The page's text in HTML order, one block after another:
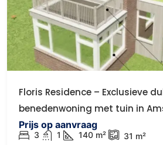
Floris Residence – Exclusieve
benedenwoning met tuin in
Prijs op aanvraag
3 1 140 m² 31 m²